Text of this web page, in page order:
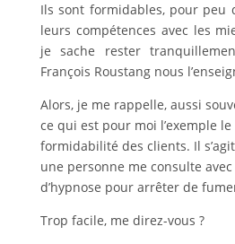
Ils sont formidables, pour peu
leurs compétences avec les
je sache rester
François Roustang nous
Alors, je me rappelle, aussi
ce qui est pour moi l’exemple
formidabilité des clients. Il
une personne me consulte
d’hypnose pour arrêter de
Trop facile, me direz-vous ?